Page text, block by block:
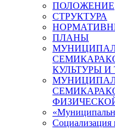
ПОЛОЖЕНИЕ
СТРУКТУРА
ПЛАНЫ
КУЛЬТУРЫ И